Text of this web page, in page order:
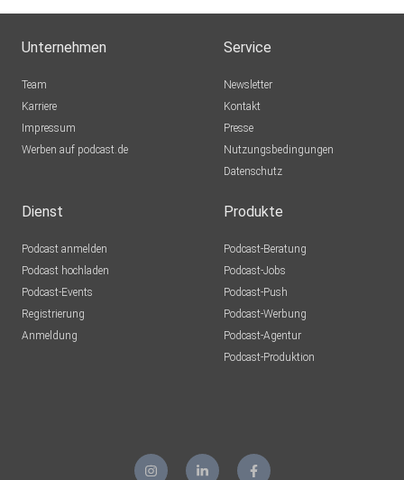
Unternehmen
Team
Karriere
Impressum
Werben auf podcast.de
Service
Newsletter
Kontakt
Presse
Nutzungsbedingungen
Datenschutz
Dienst
Podcast anmelden
Podcast hochladen
Podcast-Events
Registrierung
Anmeldung
Produkte
Podcast-Beratung
Podcast-Jobs
Podcast-Push
Podcast-Werbung
Podcast-Agentur
Podcast-Produktion